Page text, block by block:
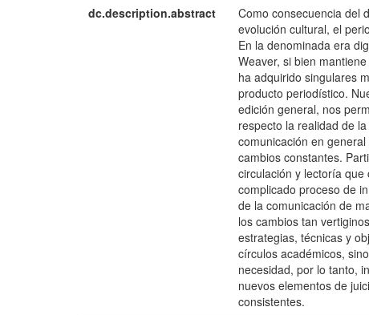
dc.description.abstract
Como consecuencia del
evolución cultural, el
En la denominada era
Weaver, si bien
ha adquirido singulares
producto periodístico.
edición general, nos
respecto la realidad de
comunicación en
cambios constantes.
circulación y lectoría
complicado proceso de
de la comunicación de
los cambios tan
estrategias, técnicas y
círculos académicos,
necesidad, por lo tanto,
nuevos elementos de
consistentes.